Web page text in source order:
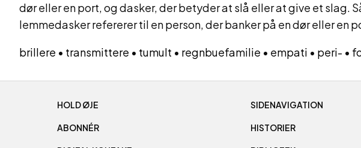
dør eller en port, og dasker, der betyder at slå eller at give et slag.
lemmedasker refererer til en person, der banker på en dør eller en
brillere • transmittere • tumult • regnbuefamilie • empati • peri- •
HOLD ØJE
ABONNÉR
SIDENAVIGATION
HISTORIER